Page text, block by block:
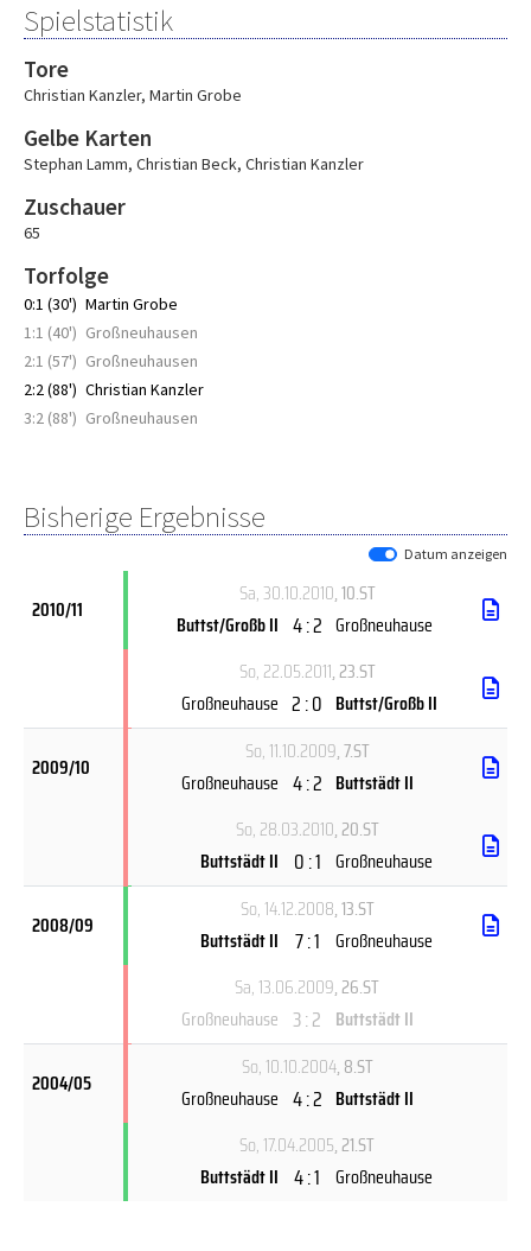
Spielstatistik
Tore
Christian Kanzler, Martin Grobe
Gelbe Karten
Stephan Lamm, Christian Beck, Christian Kanzler
Zuschauer
65
Torfolge
0:1 (30') Martin Grobe
1:1 (40') Großneuhausen
2:1 (57') Großneuhausen
2:2 (88') Christian Kanzler
3:2 (88') Großneuhausen
Bisherige Ergebnisse
Datum anzeigen
2010/11
Sa, 30.10.2010, 10.ST
Buttst/Großb II 4 : 2 Großneuhause
So, 22.05.2011, 23.ST
Großneuhause 2 : 0 Buttst/Großb II
2009/10
So, 11.10.2009, 7.ST
Großneuhause 4 : 2 Buttstädt II
So, 28.03.2010, 20.ST
Buttstädt II 0 : 1 Großneuhause
2008/09
So, 14.12.2008, 13.ST
Buttstädt II 7 : 1 Großneuhause
Sa, 13.06.2009, 26.ST
Großneuhause 3 : 2 Buttstädt II
2004/05
So, 10.10.2004, 8.ST
Großneuhause 4 : 2 Buttstädt II
So, 17.04.2005, 21.ST
Buttstädt II 4 : 1 Großneuhause